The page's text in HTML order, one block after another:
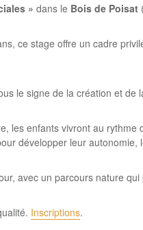
» dans le Bois de Poisat
ce stage offre un cadre
le signe de la création et de
les enfants vivront au
développer leur
avec un parcours nature
Inscriptions.